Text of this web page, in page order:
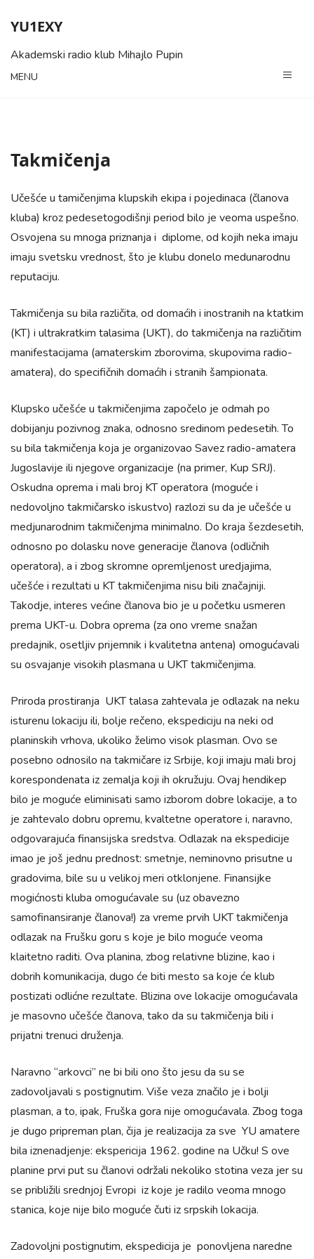
content
YU1EXY
Akademski radio klub Mihajlo Pupin
MENU
Takmičenja
Učešće u tamičenjima klupskih ekipa i pojedinaca (članova
kluba) kroz pedesetogodišnji period bilo je veoma uspešno.
Osvojena su mnoga priznanja i diplome, od kojih neka imaju
imaju svetsku vrednost, što je klubu donelo medunarodnu
reputaciju.
Takmičenja su bila različita, od domaćih i inostranih na ktatkim
(KT) i ultrakratkim talasima (UKT), do takmičenja na različitim
manifestacijama (amaterskim zborovima, skupovima radio-
amatera), do specifičnih domaćih i stranih šampionata.
Klupsko učešće u takmičenjima započelo je odmah po
dobijanju pozivnog znaka, odnosno sredinom pedesetih. To
su bila takmičenja koja je organizovao Savez radio-amatera
Jugoslavije ili njegove organizacije (na primer, Kup SRJ).
Oskudna oprema i mali broj KT operatora (moguće i
nedovoljno takmičarsko iskustvo) razlozi su da je učešće u
medjunarodnim takmičenjma minimalno. Do kraja šezdesetih,
odnosno po dolasku nove generacije članova (odličnih
operatora), a i zbog skromne opremljenost uredjajima,
učešće i rezultati u KT takmičenjima nisu bili značajniji.
Takodje, interes većine članova bio je u početku usmeren
prema UKT-u. Dobra oprema (za ono vreme snažan
predajnik, osetljiv prijemnik i kvalitetna antena) omogućavali
su osvajanje visokih plasmana u UKT takmičenjima.
Priroda prostiranja UKT talasa zahtevala je odlazak na neku
isturenu lokaciju ili, bolje rečeno, ekspediciju na neki od
planinskih vrhova, ukoliko želimo visok plasman. Ovo se
posebno odnosilo na takmičare iz Srbije, koji imaju mali broj
korespondenata iz zemalja koji ih okružuju. Ovaj hendikep
bilo je moguće eliminisati samo izborom dobre lokacije, a to
je zahtevalo dobru opremu, kvaltetne operatore i, naravno,
odgovarajuća finansijska sredstva. Odlazak na ekspedicije
imao je još jednu prednost: smetnje, neminovno prisutne u
gradovima, bile su u velikoj meri otklonjene. Finansijke
mogićnosti kluba omogućavale su (uz obavezno
samofinansiranje članova!) za vreme prvih UKT takmičenja
odlazak na Frušku goru s koje je bilo moguće veoma
klaitetno raditi. Ova planina, zbog relativne blizine, kao i
dobrih komunikacija, dugo će biti mesto sa koje će klub
postizati odlićne rezultate. Blizina ove lokacije omogućavala
je masovno učešće članova, tako da su takmičenja bili i
prijatni trenuci druženja.
Naravno “arkovci” ne bi bili ono što jesu da su se
zadovoljavali s postignutim. Više veza značilo je i bolji
plasman, a to, ipak, Fruška gora nije omogućavala. Zbog toga
je dugo pripreman plan, čija je realizacija za sve YU amatere
bila iznenadjenje: ekspericija 1962. godine na Učku! S ove
planine prvi put su članovi održali nekoliko stotina veza jer su
se približili srednjoj Evropi iz koje je radilo veoma mnogo
stanica, koje nije bilo moguće čuti iz srpskih lokacija.
Zadovoljni postignutim, ekspedicija je ponovljena naredne